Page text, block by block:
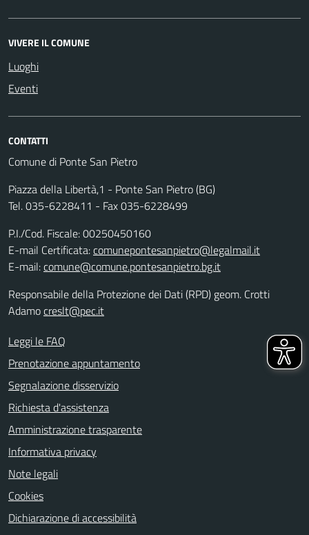
VIVERE IL COMUNE
Luoghi
Eventi
CONTATTI
Comune di Ponte San Pietro
Piazza della Libertà,1 - Ponte San Pietro (BG)
Tel. 035-6228411 - Fax 035-6228499
P.I./Cod. Fiscale: 00250450160
E-mail Certificata:comunepontesanpietro@legalmail.it
E-mail:comune@comune.pontesanpietro.bg.it
Responsabile della Protezione dei Dati (RPD) geom. Crotti
Adamocreslt@pec.it
Leggi le FAQ
Prenotazione appuntamento
Segnalazione disservizio
Richiesta d'assistenza
Amministrazione trasparente
Informativa privacy
Note legali
Cookies
Dichiarazione di accessibilità